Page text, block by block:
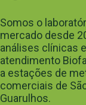
Somos o
mercado desde
análises clínicas
atendimento
a estações de
comerciais de
Guarulhos.